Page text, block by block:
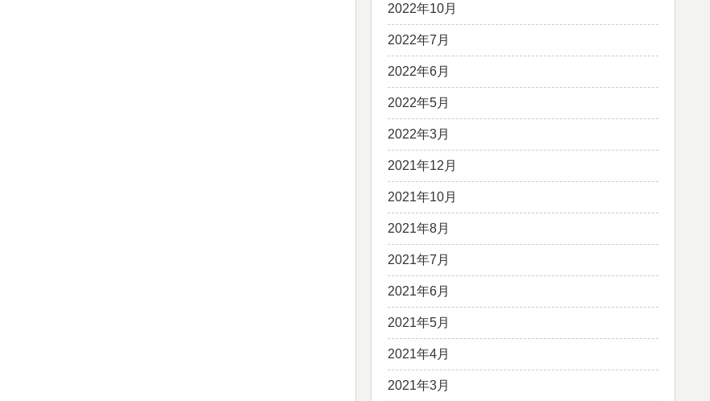
2022年10月
2022年7月
2022年6月
2022年5月
2022年3月
2021年12月
2021年10月
2021年8月
2021年7月
2021年6月
2021年5月
2021年4月
2021年3月